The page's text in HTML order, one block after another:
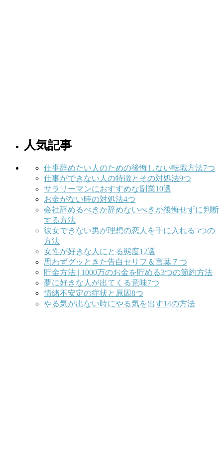
人気記事
仕事辞めたい人のための後悔しない転職方法7つ
仕事ができない人の特徴とその対処法9つ
サラリーマンにおすすめな副業10選
お金がない時の対処法4つ
会社辞めるべきか辞めないべきか後悔せずに判断
する方法
彼女できない男が理想の恋人を手に入れる5つの
方法
女性が好きな人にとる態度12選
思わずグッときた告白セリフ＆言葉７つ
貯金方法 | 1000万のお金を貯める3つの節約方法
夢に好きな人が出てくる意味7つ
情緒不安定の症状と原因8つ
やる気が出ない時にやる気を出す14の方法